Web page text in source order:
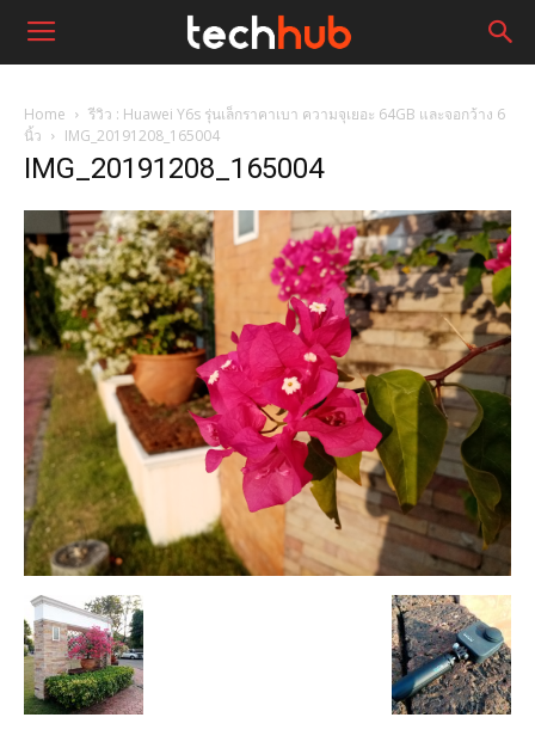
Home
รีวิว : Huawei Y6s รุ่นเล็กราคาเบา ความจุเยอะ 64GB และจอกว้าง 6
นิ้ว
IMG_20191208_165004
IMG_20191208_165004